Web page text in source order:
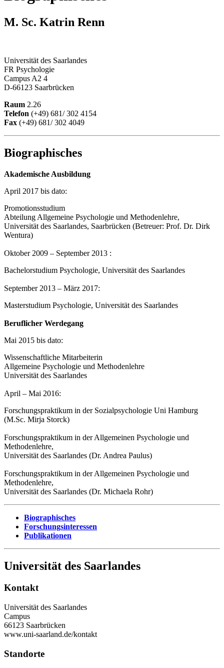
M. Sc. Katrin Renn
Universität des Saarlandes
FR Psychologie
Campus A2 4
D-66123 Saarbrücken
Raum 2.26
Telefon (+49) 681/ 302 4154
Fax (+49) 681/ 302 4049
Biographisches
Akademische Ausbildung
April 2017 bis dato:
Promotionsstudium
Abteilung Allgemeine Psychologie und Methodenlehre,
Universität des Saarlandes, Saarbrücken (Betreuer: Prof. Dr. Dirk
Wentura)
Oktober 2009 – September 2013 :
Bachelorstudium Psychologie, Universität des Saarlandes
September 2013 – März 2017:
Masterstudium Psychologie, Universität des Saarlandes
Beruflicher Werdegang
Mai 2015 bis dato:
Wissenschaftliche Mitarbeiterin
Allgemeine Psychologie und Methodenlehre
Universität des Saarlandes
April – Mai 2016:
Forschungspraktikum in der Sozialpsychologie Uni Hamburg
(M.Sc. Mirja Storck)
Forschungspraktikum in der Allgemeinen Psychologie und
Methodenlehre,
Universität des Saarlandes (Dr. Andrea Paulus)
Forschungspraktikum in der Allgemeinen Psychologie und
Methodenlehre,
Universität des Saarlandes (Dr. Michaela Rohr)
Biographisches
Forschungsinteressen
Publikationen
Universität des Saarlandes
Kontakt
Universität des Saarlandes
Campus
66123 Saarbrücken
www.uni-saarland.de/kontakt
Standorte